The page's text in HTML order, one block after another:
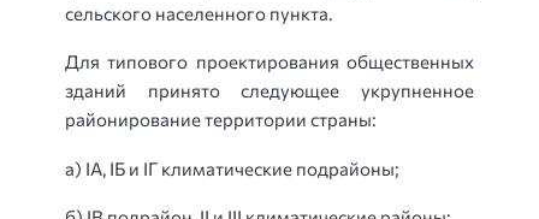
сельского населенного пункта.
Для типового проектирования общественных
зданий принято следующее укрупненное
районирование территории страны:
а) IА, IБ и IГ климатические подрайоны;